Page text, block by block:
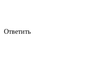
Ответить